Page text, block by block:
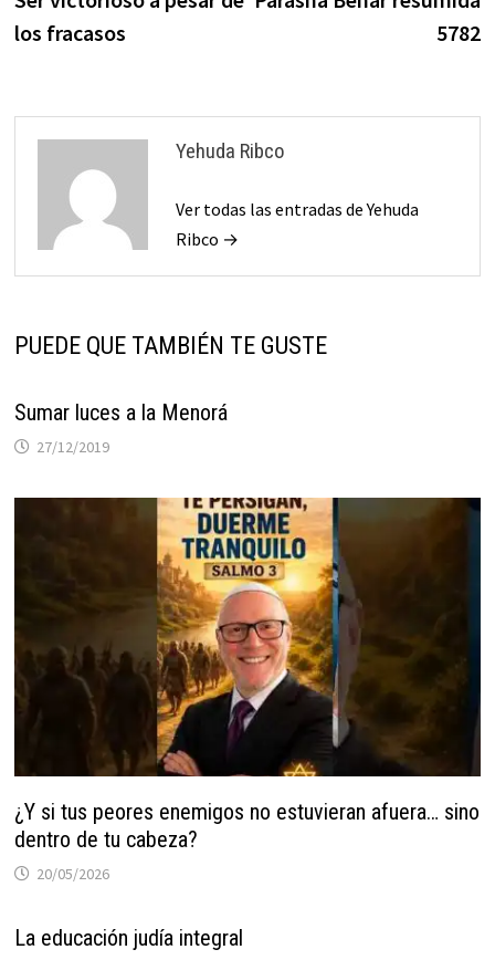
de
los fracasos
5782
Yehuda Ribco
Ver todas las entradas de Yehuda
Ribco →
PUEDE QUE TAMBIÉN TE GUSTE
Sumar luces a la Menorá
27/12/2019
¿Y si tus peores enemigos no estuvieran afuera… sino
dentro de tu cabeza?
20/05/2026
La educación judía integral